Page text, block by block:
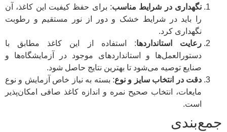
نگهداری در شرایط مناسب: برای حفظ کیفیت این کاغذ، آن
را باید در شرایط خشک و دور از نور مستقیم و رطوبت
نگهداری کرد.
رعایت استانداردها: استفاده از این کاغذ مطابق با
دستورالعمل‌ها و استانداردهای موجود در آزمایشگاه‌ها و
صنایع توصیه می‌شود تا بهترین نتایج حاصل شود.
دقت در انتخاب سایز و نوع: بسته به نیاز خاص آزمایش و نوع
مایعات، انتخاب صحیح نمره و اندازه کاغذ صافی امکان‌پذیر
است.
جمع‌بندی